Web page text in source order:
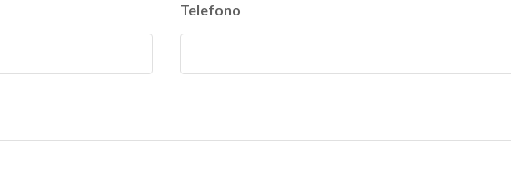
Telefono